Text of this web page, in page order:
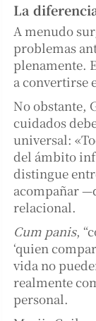
La
A menudo
problemas
plenamente.
a convertirse
No obstante,
cuidados
universal:
del ámbito
distingue
acompañar
relacional.
Cum panis,
‘quien
vida no
realmente
personal.